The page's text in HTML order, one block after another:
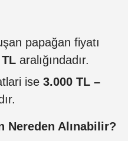
papağan fiyatı
aralığındadır.
ise 3.000 TL –
Nereden Alınabilir?